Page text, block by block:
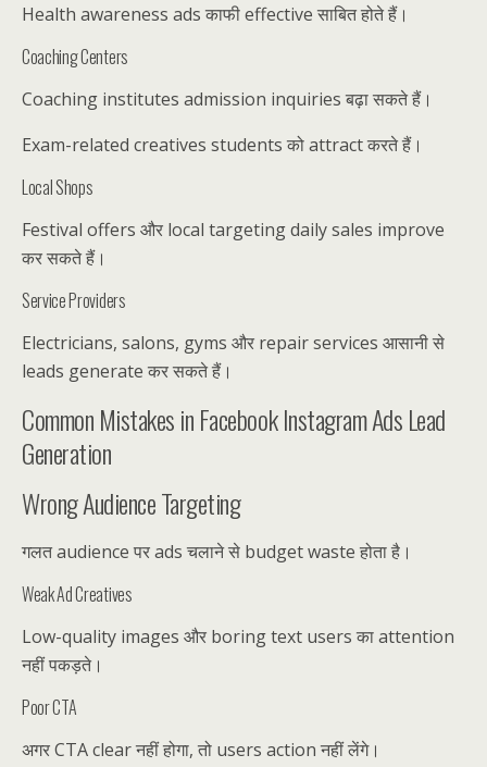
Health awareness ads काफी effective साबित होते हैं।
Coaching Centers
Coaching institutes admission inquiries बढ़ा सकते हैं।
Exam-related creatives students को attract करते हैं।
Local Shops
Festival offers और local targeting daily sales improve
कर सकते हैं।
Service Providers
Electricians, salons, gyms और repair services आसानी से
leads generate कर सकते हैं।
Common Mistakes in Facebook Instagram Ads Lead
Generation
Wrong Audience Targeting
गलत audience पर ads चलाने से budget waste होता है।
Weak Ad Creatives
Low-quality images और boring text users का attention
नहीं पकड़ते।
Poor CTA
अगर CTA clear नहीं होगा, तो users action नहीं लेंगे।